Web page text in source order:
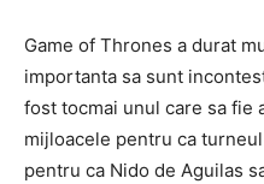
Game of Thrones a durat
importanta sa sunt
fost tocmai unul care sa fie
mijloacele pentru ca
pentru ca Nido de Aguilas